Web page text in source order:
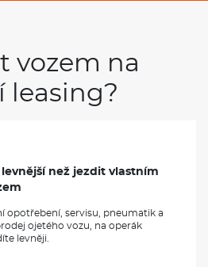
vozem na
leasing?
levnější než jezdit vlastním
opotřebení, servisu, pneumatik a
ojetého vozu, na operák
levněji.